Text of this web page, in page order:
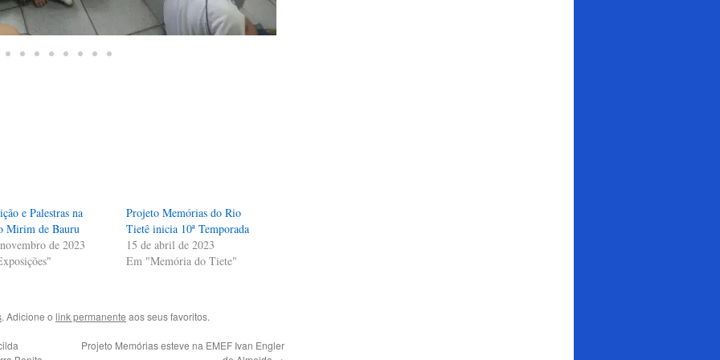
e Palestras na
Mirim de Bauru
de 2023
Projeto Memórias do Rio
Tietê inicia 10ª Temporada
15 de abril de 2023
Em "Memória do Tiete"
. Adicione o link permanente aos seus favoritos.
Projeto Memórias esteve na EMEF Ivan Engler